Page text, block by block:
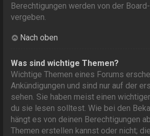
Berechtigungen werden von der
vergeben.
Nach oben
Was sind wichtige Themen?
Wichtige Themen eines Forums
Ankündigungen und sind nur auf der
sehen. Sie haben meist einen
du sie lesen solltest. Wie bei den
hängt es von deinen Berechtigungen
Themen erstellen kannst oder nicht;